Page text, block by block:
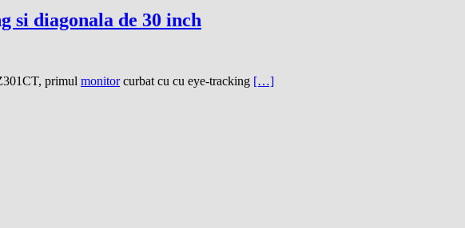
si diagonala de 30 inch
primul monitorcurbat cu cu eye-tracking […]